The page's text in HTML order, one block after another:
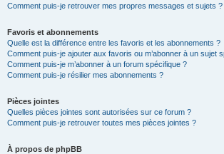
Comment puis-je retrouver mes propres messages et sujets ?
Favoris et abonnements
Quelle est la différence entre les favoris et les abonnements ?
Comment puis-je ajouter aux favoris ou m’abonner à un sujet
Comment puis-je m’abonner à un forum spécifique ?
Comment puis-je résilier mes abonnements ?
Pièces jointes
Quelles pièces jointes sont autorisées sur ce forum ?
Comment puis-je retrouver toutes mes pièces jointes ?
À propos de phpBB